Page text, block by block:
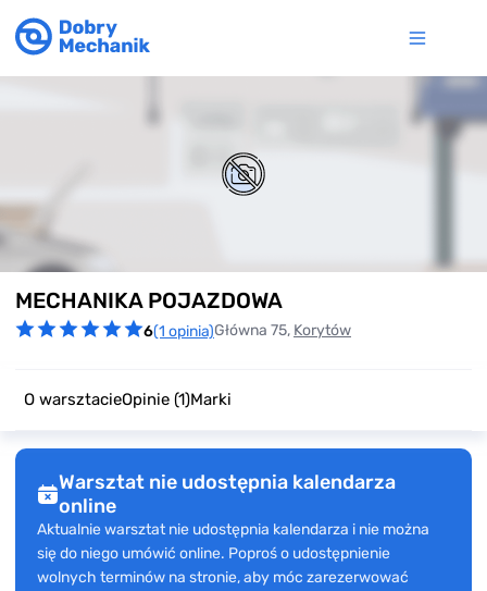
MECHANIKA POJAZDOWA
6(1 opinia)Główna 75, Korytów
O warsztacieOpinie (1)Marki
Warsztat nie udostępnia kalendarza
online
Aktualnie warsztat nie udostępnia kalendarza i nie można
się do niego umówić online. Poproś o udostępnienie
wolnych terminów na stronie, aby móc zarezerwować